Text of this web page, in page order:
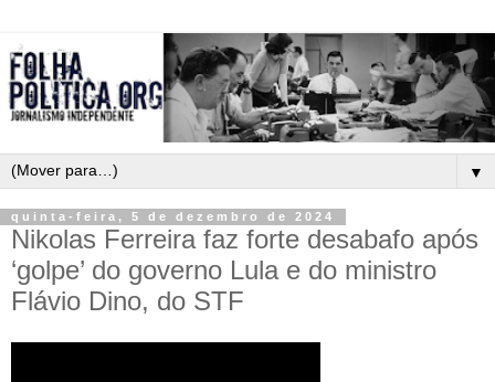
▼
quinta-feira, 5 de dezembro de 2024
Nikolas Ferreira faz forte desabafo após
‘golpe’ do governo Lula e do ministro
Flávio Dino, do STF